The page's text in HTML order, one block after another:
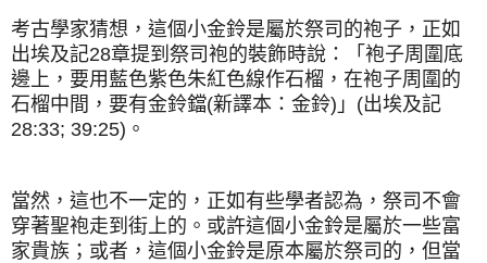
考古學家猜想，這個小金鈴是屬於祭司的袍子，正如
出埃及記28章提到祭司袍的裝飾時說：「袍子周圍底
邊上，要用藍色紫色朱紅色線作石榴，在袍子周圍的
石榴中間，要有金鈴鐺(新譯本：金鈴)」(出埃及記
28:33; 39:25)。
當然，這也不一定的，正如有些學者認為，祭司不會
穿著聖袍走到街上的。或許這個小金鈴是屬於一些富
家貴族；或者，這個小金鈴是原本屬於祭司的，但當